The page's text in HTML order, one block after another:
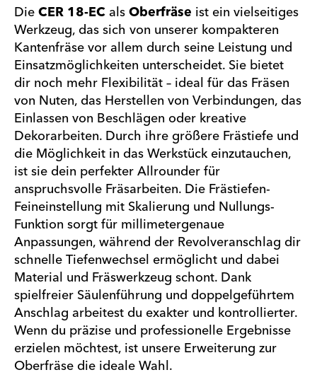
DieCER 18-ECalsOberfräse ist ein vielseitiges
Werkzeug, das sich von unserer kompakteren
Kantenfräse vor allem durch seine Leistung und
Einsatzmöglichkeiten unterscheidet. Sie bietet
dir noch mehr Flexibilität – ideal für das Fräsen
von Nuten, das Herstellen von Verbindungen, das
Einlassen von Beschlägen oder kreative
Dekorarbeiten. Durch ihre größere Frästiefe und
die Möglichkeit in das Werkstück einzutauchen,
ist sie dein perfekter Allrounder für
anspruchsvolle Fräsarbeiten. Die Frästiefen-
Feineinstellung mit Skalierung und Nullungs-
Funktion sorgt für millimetergenaue
Anpassungen, während der Revolveranschlag dir
schnelle Tiefenwechsel ermöglicht und dabei
Material und Fräswerkzeug schont. Dank
spielfreier Säulenführung und doppelgeführtem
Anschlag arbeitest du exakter und kontrollierter.
Wenn du präzise und professionelle Ergebnisse
erzielen möchtest, ist unsere Erweiterung zur
Oberfräse die ideale Wahl.